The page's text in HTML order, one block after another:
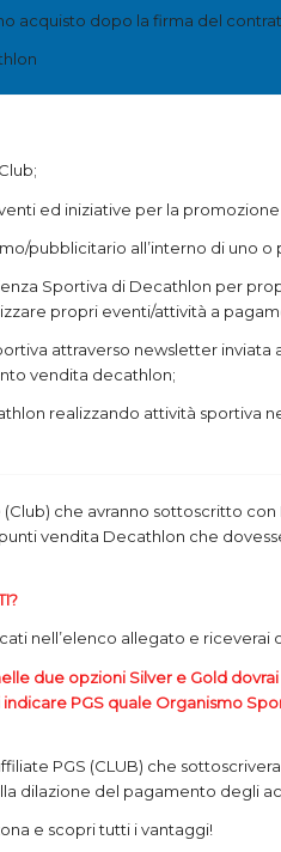
acquisto dopo la firma del
ed iniziative per la
pubblicitario all’interno di uno o
Sportiva di Decathlon per
propri eventi/attività a
attraverso newsletter inviata
vendita decathlon;
realizzando attività sportiva
(Club) che avranno sottoscritto
vendita Decathlon che
nell’elenco allegato e riceverai
due opzioni Silver e Gold
PGS quale Organismo
PGS (CLUB) che
dilazione del pagamento degli
e scopri tutti i vantaggi!